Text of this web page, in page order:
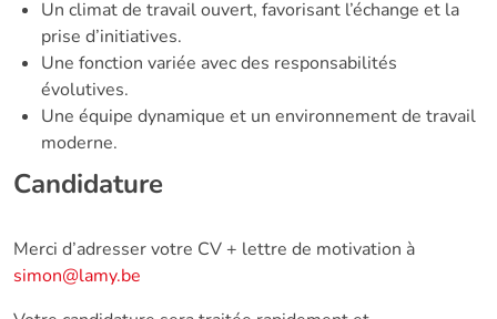
Un climat de travail ouvert, favorisant l’échange et la
prise d’initiatives.
Une fonction variée avec des responsabilités
évolutives.
Une équipe dynamique et un environnement de travail
moderne.
Candidature
Merci d’adresser votre CV + lettre de motivation à
simon@lamy.be